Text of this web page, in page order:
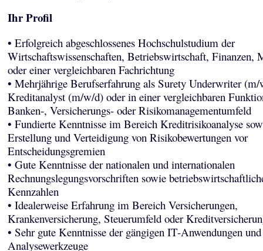
Ihr Profil
• Erfolgreich abgeschlossenes Hochschulstudium der
Wirtschaftswissenschaften, Betriebswirtschaft, Finanzen,
oder einer vergleichbaren Fachrichtung
• Mehrjährige Berufserfahrung als Surety Underwriter
Kreditanalyst (m/w/d) oder in einer vergleichbaren
Banken-, Versicherungs- oder Risikomanagementumfeld
• Fundierte Kenntnisse im Bereich Kreditrisikoanalyse
Erstellung und Verteidigung von Risikobewertungen vor
Entscheidungsgremien
• Gute Kenntnisse der nationalen und internationalen
Rechnungslegungsvorschriften sowie
Kennzahlen
• Idealerweise Erfahrung im Bereich Versicherungen,
Krankenversicherung, Steuerumfeld oder
• Sehr gute Kenntnisse der gängigen IT-Anwendungen und
Analysewerkzeuge